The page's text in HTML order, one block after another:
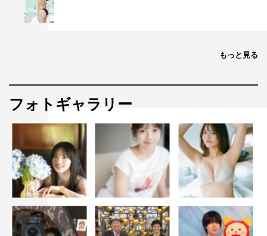
もっと見る
フォトギャラリー